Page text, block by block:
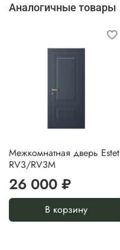
Аналогичные товары
Межкомнатная дверь Estet
RV3/RV3M
26 000 ₽
В корзину